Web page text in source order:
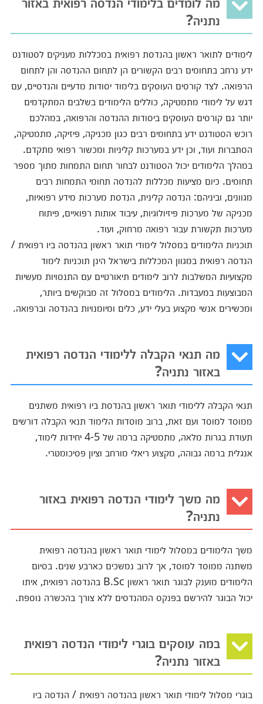
נתניה?
לימודים לתואר ראשון בהנדסת רפואית במכללות מעניקים לסטודנט
ידע נרחב בתחומים רבים הקשורים הן לתחום ההנדסה והן לתחום
הרפואה. לצד קורסים העוסקים בלימוד יסודות מדעיים והנדסיים, עם
דגש על לימודי מתמטיקה, כוללים הלימודים בשלבים המתקדמים
יותר גם קורסים העוסקים ביסודות ההנדסה והרפואה, במהלכם
רוכש הסטודנט ידע בתחומים רבים כגון מכניקה, פיזיקה, מתמטיקה,
הסתברות ועוד, וכן ידע במערכות קליניות ומכשור רפואי מתקדם.
במהלך הלימודים יכול הסטודנט לבחור תחום התמחות מתוך מספר
תחומים. כיום מציעות מכללות להנדסה תחומי התמחות רבים
מגוונים, וביניהם: הנדסה קלינית, הנדסת מערכות מידע רפואיות,
מכניקה של מערכות פיזיולוגיות, עיבוד אותות רפואיים, פיתוח
מערכות תקשורת עבור רפואה מרחוק, ועוד.
תוכניות הלימודים במסלול לימודי תואר ראשון בהנדסה ביו רפואית /
הנדסה רפואית במגוון המכללות בישראל הינן תוכניות לימוד
מקצועיות המשלבות לרוב לימודים תיאורטיים עם התנסויות מעשיות
המבוצעות במעבדות. הלימודים במסלול זה מבוקשים ביותר,
ומכשירים אנשי מקצוע בעלי ידע, כלים ומיומנויות בהנדסה וברפואה.
מה תנאי הקבלה ללימודי הנדסה רפואית
באזור נתניה?
תנאי הקבלה ללימודי תואר ראשון בהנדסת ביו רפואית משתנים
ממוסד למוסד ועם זאת, ברוב מוסדות הלימוד תנאי הקבלה דורשים
תעודת בגרות מלאה, מתמטיקה ברמה של 4-5 יחידות לימוד,
אנגלית ברמה גבוהה, מקצוע ריאלי מורחב וציון פסיכומטרי.
מה משך לימודי הנדסה רפואית באזור
נתניה?
משך הלימודים במסלול לימודי תואר ראשון בהנדסה רפואית
משתנה ממוסד למוסד, אך לרוב נמשכים כארבע שנים. בסיום
הלימודים מוענק לבוגר תואר ראשון B.Sc בהנדסה רפואית, איתו
יכול הבוגר להירשם בפנקס המהנדסים ללא צורך בהכשרה נוספת.
במה עוסקים בוגרי לימודי הנדסה רפואית
באזור נתניה?
בוגרי מסלול לימודי תואר ראשון בהנדסה רפואית / הנדסה ביו